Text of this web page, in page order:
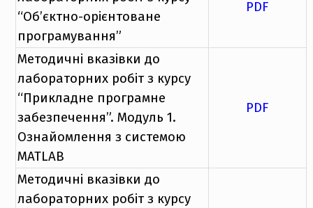
“Об’єктно-орієнтоване
програмування”
PDF
Методичні вказівки до
лабораторних робіт з курсу
“Прикладне програмне
забезпечення”. Модуль 1.
Ознайомлення з системою
MATLAB
PDF
Методичні вказівки до
лабораторних робіт з курсу